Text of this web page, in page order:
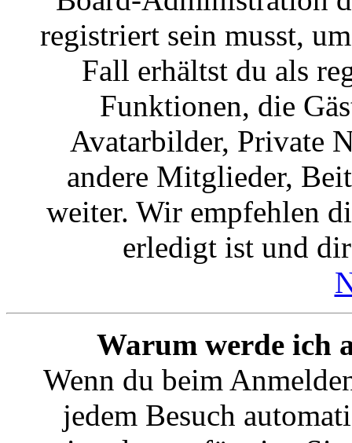
registriert sein musst,
Fall erhältst du als
Funktionen, die
Avatarbilder, Private
andere Mitglieder,
weiter. Wir empfehlen
erledigt ist und
Warum werde ich
Wenn du beim
jedem Besuch